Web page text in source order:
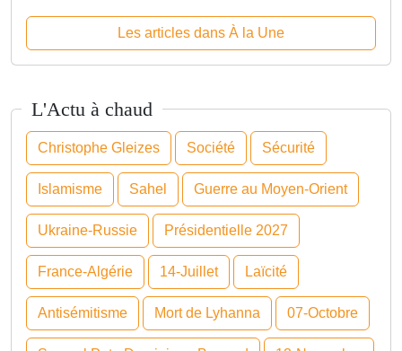
Les articles dans À la Une
L'Actu à chaud
Christophe Gleizes Société Sécurité
Islamisme Sahel Guerre au Moyen-Orient
Ukraine-Russie Présidentielle 2027
France-Algérie 14-Juillet Laïcité
Antisémitisme Mort de Lyhanna 07-Octobre